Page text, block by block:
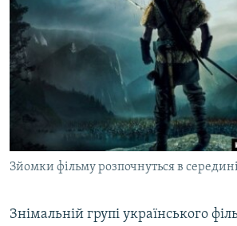
СПЕЦПРОЕКТИ
ВІДЕОУРОКИ «ELIFBE»
СВІДЧЕННЯ ОКУПАЦІЇ
УКРАЇНСЬКА ПРОБЛЕМА КРИМУ
ІНФОГРАФІКА
ЯК ОБІЙТИ БЛОКУВАННЯ
Qırımtatar
ДОЛУЧАЙСЯ!
Зйомки фільму розпочнуться в
Знімальній групі українського